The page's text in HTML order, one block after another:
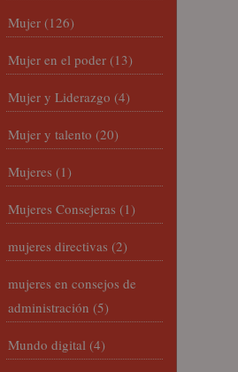
Mujer (126)
Mujer en el poder (13)
Mujer y Liderazgo (4)
Mujer y talento (20)
Mujeres (1)
Mujeres Consejeras (1)
mujeres directivas (2)
mujeres en consejos de
administración (5)
Mundo digital (4)